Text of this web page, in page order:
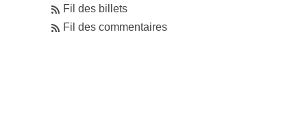
Fil des billets
Fil des commentaires